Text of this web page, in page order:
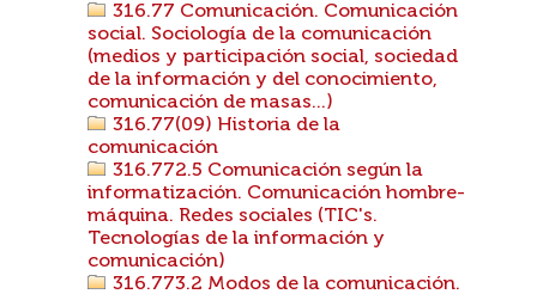
316.77 Comunicación. Comunicación
social. Sociología de la comunicación
(medios y participación social, sociedad
de la información y del conocimiento,
comunicación de masas...)
316.77(09) Historia de la
comunicación
316.772.5 Comunicación según la
informatización. Comunicación hombre-
máquina. Redes sociales (TIC's.
Tecnologías de la información y
comunicación)
316.773.2 Modos de la comunicación.